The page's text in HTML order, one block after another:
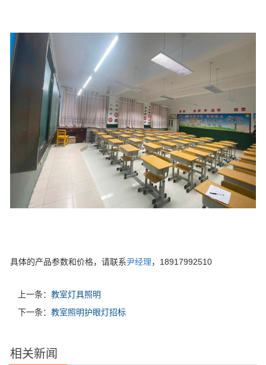
具体的产品参数和价格，请联系尹经理，18917992510
上一条： 教室灯具照明
下一条： 教室照明护眼灯招标
相关新闻